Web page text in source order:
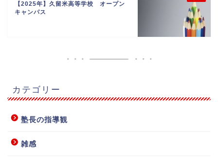
【2025年】久留米高等学校 オープン
キャンパス
カテゴリー
塾長の指導観
雑感